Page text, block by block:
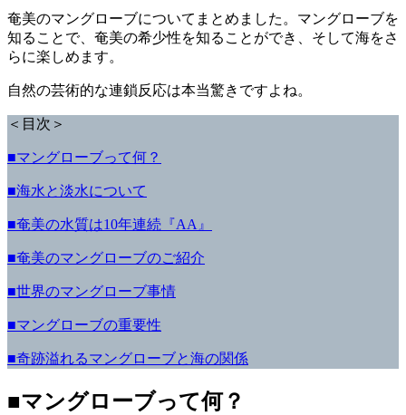
奄美のマングローブについてまとめました。マングローブを
知ることで、奄美の希少性を知ることができ、そして海をさ
らに楽しめます。
自然の芸術的な連鎖反応は本当驚きですよね。
＜目次＞
■マングローブって何？
■海水と淡水について
■奄美の水質は10年連続『AA』
■奄美のマングローブのご紹介
■世界のマングローブ事情
■マングローブの重要性
■奇跡溢れるマングローブと海の関係
■マングローブって何？